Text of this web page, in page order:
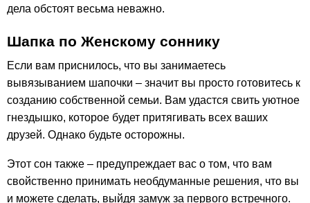
дела обстоят весьма неважно.
Шапка по Женскому соннику
Если вам приснилось, что вы занимаетесь
вывязыванием шапочки – значит вы просто готовитесь к
созданию собственной семьи. Вам удастся свить уютное
гнездышко, которое будет притягивать всех ваших
друзей. Однако будьте осторожны.
Этот сон также – предупреждает вас о том, что вам
свойственно принимать необдуманные решения, что вы
и можете сделать, выйдя замуж за первого встречного.